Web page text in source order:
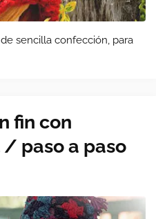
sencilla confección, para
fin con
paso a paso